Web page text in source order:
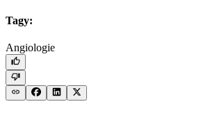
Tagy:
Angiologie